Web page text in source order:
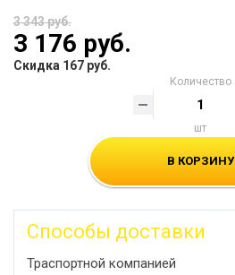
3 343 руб.
3 176 руб.
Скидка 167 руб.
Количество
шт
В КОРЗИНУ
Способы доставки
Траспортной компанией